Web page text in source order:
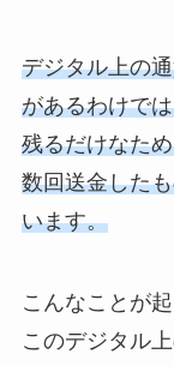
デジタル上の
があるわけで
残るだけなた
数回送金した
います。
こんなことが
このデジタル